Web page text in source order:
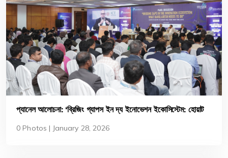
প্যানেল আলোচনা: ‘ব্রিজিং গ্যাপস ইন দ্য ইনোভেশন ইকোসিস্টেম: হোয়াট
বাংলাদেশ নিডস টু ডু’
0 Photos | January 28, 2026